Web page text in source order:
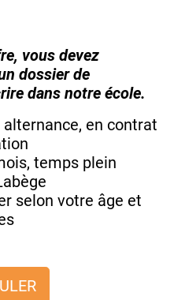
vous devez
dossier de
dans notre école.
en contrat
temps plein
selon votre âge et